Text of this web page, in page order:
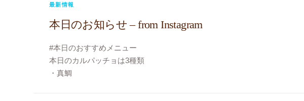
＊ポルチーニのクリームパスタ
期間限定でのご提供です
#ポルチーニのクリームパスタ
#今日のカルパッチョ
#今日のおじゃま虫
#もすけ
最新情報
本日のお知らせ – from Instagram
#本日のおすすめメニュー
本日のカルパッチョは3種類
・真鯛